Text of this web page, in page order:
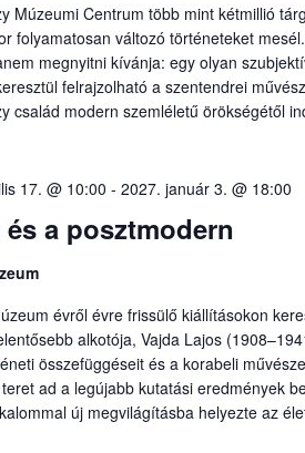
Múzeumi Centrum több mint kétmillió
folyamatosan változó történeteket
megnyitni kívánja: egy olyan
felrajzolható a szentendrei
család modern szemléletű örökségétől
és a posztmodern
17. @ 10:00 - 2027. január 3. @ 18:00
évről évre frissülő kiállításokon
alkotója, Vajda Lajos
összefüggéseit és a korabeli
ad a legújabb kutatási eredmények
új megvilágításba helyezte az